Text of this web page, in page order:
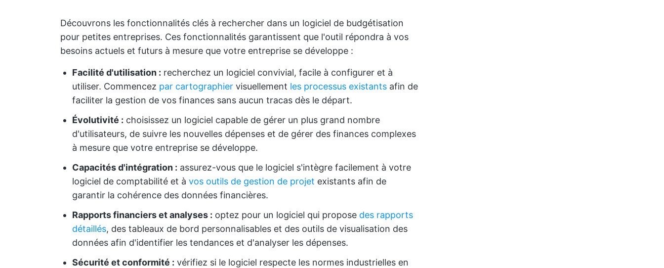
Découvrons les fonctionnalités clés à rechercher dans un logiciel de budgétisation
pour petites entreprises. Ces fonctionnalités garantissent que l'outil répondra à vos
besoins actuels et futurs à mesure que votre entreprise se développe :
Facilité d'utilisation : recherchez un logiciel convivial, facile à configurer et à
utiliser. Commencez par cartographier visuellement les processus existants afin de
faciliter la gestion de vos finances sans aucun tracas dès le départ.
Évolutivité : choisissez un logiciel capable de gérer un plus grand nombre
d'utilisateurs, de suivre les nouvelles dépenses et de gérer des finances complexes
à mesure que votre entreprise se développe.
Capacités d'intégration : assurez-vous que le logiciel s'intègre facilement à votre
logiciel de comptabilité et à vos outils de gestion de projet existants afin de
garantir la cohérence des données financières.
Rapports financiers et analyses : optez pour un logiciel qui propose des rapports
détaillés, des tableaux de bord personnalisables et des outils de visualisation des
données afin d'identifier les tendances et d'analyser les dépenses.
Sécurité et conformité : vérifiez si le logiciel respecte les normes industrielles en